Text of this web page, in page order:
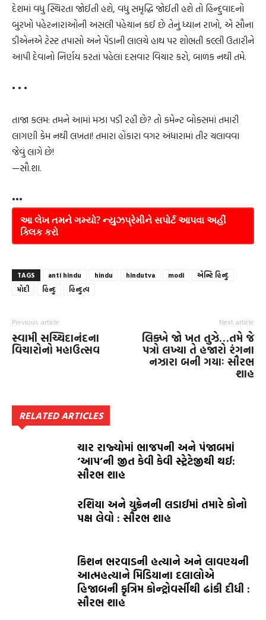
દેશમાં વધુ સ્થિરતા જોઈતી હશે, વધુ સમૃદ્ધિ જોઈતી હશે તો હિન્દુવાદનો
બુરખો પહેરનારાઓની અસલી પહેચાન કઈ છે તેનું ધ્યાન રાખો, એ સૌના
ડીએનએ ટેસ્ટ તપાસો અને પેંડાની લાલચે હાથ પર શોભતી કલ્લી ઉતારીને
આપી દેવાનો નિર્ણય કરતાં પહેલાં દસવાર વિચાર કરો, બાળક નથી તમે.
• • •
તાજા કલમ: તમને આમાં મઝા પડી રહી છે? તો કમેન્ટ બોક્સમાં તમારી
લાગણી કેમ નથી લખતા! તમારા હોંકારા વગર અંધારામાં તીર ચલાવવા
જેવું લાગે છે!
—સૌ.શા.
•••
આ લેખ તમને ગમ્યો? ન્યુઝપ્રેમીને સપોર્ટ આપવા અહીં
ક્લિક કરો
TAGS anti hindu hindu hindutva modi
એન્ટિ હિન્દુ
મોદી
હિન્દુ હિન્દુત્વ
Previous article
સ્વામી સચ્ચિદાનંદના
વિચારોનો મહાઉત્સવ
Next article
લિક્ખે જો ખત તુઝે…તમે જે
પત્રો લખ્યા તે હજારો રંગના
નઝારા બની ગયાઃ સૌરભ
શાહ
RELATED ARTICLES
ચાર રાજ્યોમાં ભાજપની અને પંજાબમાં
‘આપ’ની જીત કેવી કેવી સ્ટ્રેટેજીથી થઈ:
સૌરભ શાહ
રશિયા અને યુક્રેનની લડાઈમાં તમારે કોનો
પક્ષ લેવો : સૌરભ શાહ
કિશન ભરવાડની હત્યાને અને લાવણ્યની
આત્મહત્યાને મિડિયાના દલાલોએ
હિજાબની કૃત્રિમ કોન્ટ્રોવર્સીથી ઢાંકી દીધી :
સૌરભ શાહ